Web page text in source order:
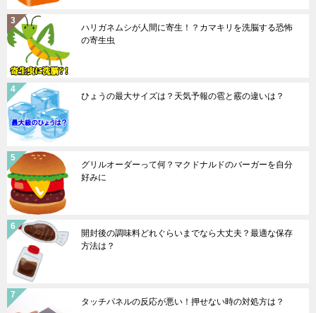
ハリガネムシが人間に寄生！？カマキリを洗脳する恐怖
の寄生虫
ひょうの最大サイズは？天気予報の雹と霰の違いは？
グリルオーダーって何？マクドナルドのバーガーを自分
好みに
開封後の調味料どれぐらいまでなら大丈夫？最適な保存
方法は？
タッチパネルの反応が悪い！押せない時の対処方は？